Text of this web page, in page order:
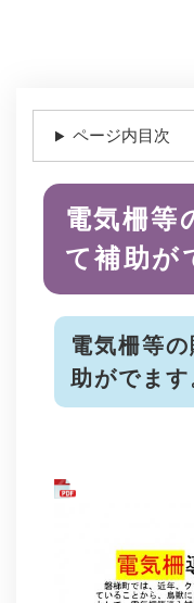
ページ内目次
電気柵等
て補助が
電気柵等
助がでます